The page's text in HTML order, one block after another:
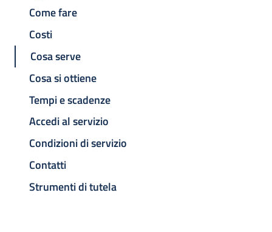
Come fare
Costi
Cosa serve
Cosa si ottiene
Tempi e scadenze
Accedi al servizio
Condizioni di servizio
Contatti
Strumenti di tutela